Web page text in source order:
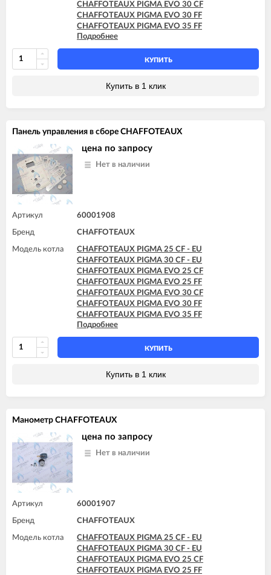
CHAFFOTEAUX PIGMA ULTRA SYSTEM 30 FF
CHAFFOTEAUX PIGMA ULTRA SYSTEM 35 FF
CHAFFOTEAUX TALIA 25 CF
CHAFFOTEAUX TALIA 25 FF
CHAFFOTEAUX TALIA 30 CF
CHAFFOTEAUX TALIA 30 FF
CHAFFOTEAUX TALIA 35 FF
CHAFFOTEAUX TALIA SYSTEM 15 FF
CHAFFOTEAUX TALIA SYSTEM 35 FF
CHAFFOTEAUX PIGMA EVO 30 CF
CHAFFOTEAUX PIGMA EVO 30 FF
CHAFFOTEAUX PIGMA EVO 35 FF
CHAFFOTEAUX PIGMA EVO SYSTEM 25 CF
CHAFFOTEAUX PIGMA EVO SYSTEM 25 FF
CHAFFOTEAUX PIGMA EVO SYSTEM 30 FF
CHAFFOTEAUX PIGMA EVO SYSTEM 35 FF
Подробнее
КУПИТЬ
Купить в 1 клик
Панель управления в сборе CHAFFOTEAUX
цена по запросу
Нет в наличии
Артикул 60001908
Бренд CHAFFOTEAUX
Модель котла
CHAFFOTEAUX PIGMA 25 CF - EU
CHAFFOTEAUX PIGMA 30 CF - EU
CHAFFOTEAUX PIGMA EVO 25 CF
CHAFFOTEAUX PIGMA EVO 25 FF
CHAFFOTEAUX PIGMA EVO 30 CF
CHAFFOTEAUX PIGMA EVO 30 FF
CHAFFOTEAUX PIGMA EVO 35 FF
CHAFFOTEAUX PIGMA EVO SYSTEM 25 CF
CHAFFOTEAUX PIGMA EVO SYSTEM 25 FF
CHAFFOTEAUX PIGMA EVO SYSTEM 30 FF
CHAFFOTEAUX PIGMA EVO SYSTEM 35 FF
Подробнее
КУПИТЬ
Купить в 1 клик
Манометр CHAFFOTEAUX
цена по запросу
Нет в наличии
Артикул 60001907
Бренд CHAFFOTEAUX
Модель котла
CHAFFOTEAUX PIGMA 25 CF - EU
CHAFFOTEAUX PIGMA 30 CF - EU
CHAFFOTEAUX PIGMA EVO 25 CF
CHAFFOTEAUX PIGMA EVO 25 FF